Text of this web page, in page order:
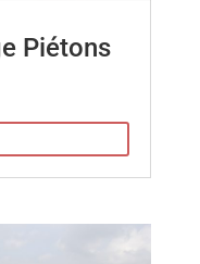
Piétons